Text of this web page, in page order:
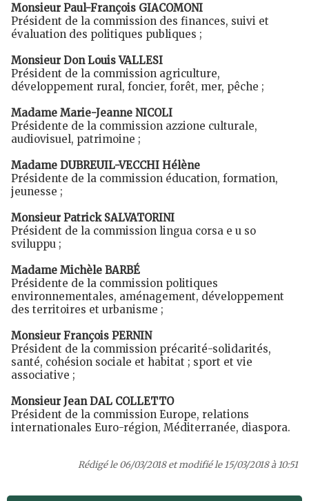
Monsieur Paul-François GIACOMONI
Président de la commission des finances, suivi et
évaluation des politiques publiques ;
Monsieur Don Louis VALLESI
Président de la commission agriculture,
développement rural, foncier, forêt, mer, pêche ;
Madame Marie-Jeanne NICOLI
Présidente de la commission azzione culturale,
audiovisuel, patrimoine ;
Madame DUBREUIL-VECCHI Hélène
Présidente de la commission éducation, formation,
jeunesse ;
Monsieur Patrick SALVATORINI
Président de la commission lingua corsa e u so
sviluppu ;
Madame Michèle BARBÉ
Présidente de la commission politiques
environnementales, aménagement, développement
des territoires et urbanisme ;
Monsieur François PERNIN
Président de la commission précarité-solidarités,
santé, cohésion sociale et habitat ; sport et vie
associative ;
Monsieur Jean DAL COLLETTO
Président de la commission Europe, relations
internationales Euro-région, Méditerranée, diaspora.
Rédigé le 06/03/2018 et modifié le 15/03/2018 à 10:51